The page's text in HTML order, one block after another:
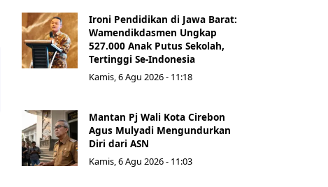
Ironi Pendidikan di Jawa Barat:
Wamendikdasmen Ungkap
527.000 Anak Putus Sekolah,
Tertinggi Se-Indonesia
Kamis, 6 Agu 2026 - 11:18
Mantan Pj Wali Kota Cirebon
Agus Mulyadi Mengundurkan
Diri dari ASN
Kamis, 6 Agu 2026 - 11:03